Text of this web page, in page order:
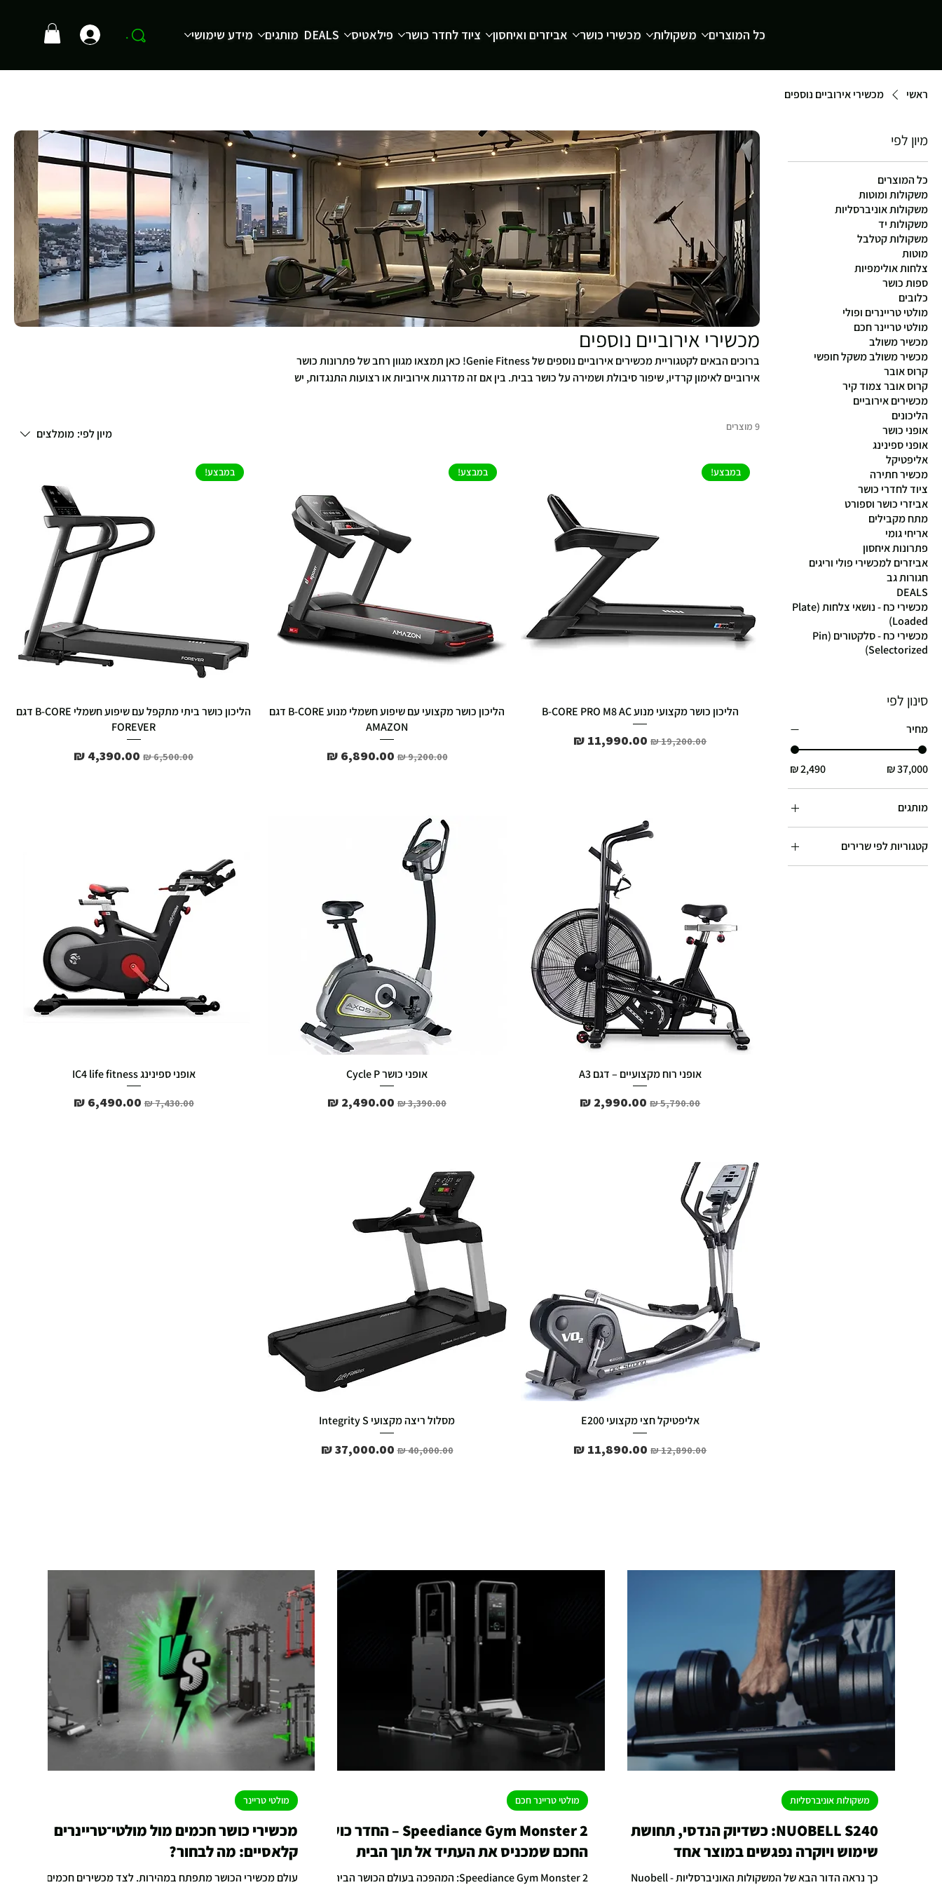
כל המוצרים משקולות מכשירי כושר אביזרים ואיחסון ציוד לחדר כושר פילאטיס DEALS מותגים מידע שימושי .
ראשי מכשירי אירוביים נוספים
מיון לפי
כל המוצרים
משקולות ומוטות
משקולות אוניברסליות
משקולות יד
משקולות קטלבל
מוטות
צלחות אולימפיות
ספות כושר
כלובים
מולטי טריינרים ופולי
מולטי טריינר חכם
מכשיר משולב
מכשיר משולב משקל חופשי
קרוס אובר
קרוס אובר צמוד קיר
מכשירים אירוביים
הליכונים
אופני כושר
אופני ספינינג
אליפטיקל
מכשיר חתירה
ציוד לחדרי כושר
אביזרי כושר וספורט
מתח מקבילים
אריחי גומי
פתרונות איחסון
אביזרים למכשירי פולי וריגים
חגורות גב
DEALS
מכשירי כח - נושאי צלחות (Plate
Loaded)
מכשירי כח - סלקטורים (Pin
Selectorized)
סינון לפי
מחיר
מותגים
kettler
life fitness
קטגוריות לפי שרירים
שרירי רגליים
מכשירי אירוביים נוספים
ברוכים הבאים לקטגוריית מכשירים אירוביים נוספים של Genie Fitness! כאן תמצאו מגוון רחב של פתרונות כושר
אירוביים לאימון קרדיו, שיפור סיבולת ושמירה על כושר בבית. בין אם זה מדרגות אירוביות או רצועות התנגדות, יש
9 מוצרים מיון לפי: מומלצים
במבצע!
הליכון כושר מקצועי מנוע B-CORE PRO M8 AC
מחיר רגיל‏19,200.00 ‏₪ מחיר מבצע
במבצע!
הליכון כושר מקצועי עם שיפוע חשמלי מנוע B-CORE דגם
AMAZON
מחיר רגיל‏9,200.00 ‏₪ מחיר מבצע
במבצע!
הליכון כושר ביתי מתקפל עם שיפוע חשמלי B-CORE דגם
FOREVER
מחיר רגיל מחיר מבצע
אופני רוח מקצועיים – דגם A3
מחיר רגיל‏5,790.00 ‏₪ מחיר מבצע
אופני כושר Cycle P
מחיר רגיל מחיר מבצע
אופני ספינינג IC4 life fitness
מחיר רגיל‏7,430.00 ‏₪ מחיר מבצע
אליפטיקל חצי מקצועי E200
מחיר רגיל‏12,890.00 ‏₪ מחיר מבצע
מסלול ריצה מקצועי Integrity S
מחיר רגיל‏40,000.00 ‏₪ מחיר מבצע
NUOBELL S240: כשדיוק הנדסי, תחושת
שימוש ויוקרה נפגשים במוצר אחד
כך נראה הדור הבא של המשקולות האוניברסליות - Nuobell
משקולות אוניברסליות
Speediance Gym Monster 2 – החדר כושר
החכם שמכניס את העתיד אל תוך הבית
Speediance Gym Monster 2: המהפכה בעולם הכושר הביתי
מולטי טריינר חכם
מכשירי כושר חכמים מול מולטי־טריינרים
קלאסיים: מה לבחור?
עולם מכשירי הכושר מתפתח במהירות. לצד מכשירים חכמים
מולטי טריינר